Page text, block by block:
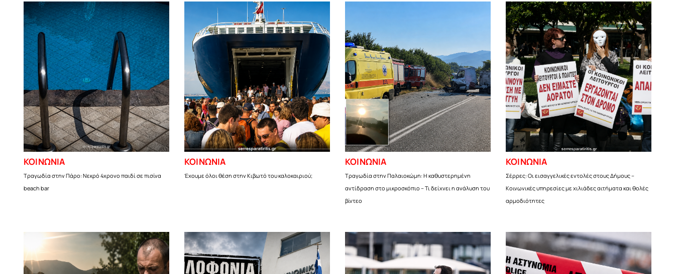
ΚΟΙΝΩΝΙΑ
Τραγωδία στην Πάρο: Νεκρό 4χρονο παιδί σε πισίνα
beach bar
ΚΟΙΝΩΝΙΑ
Έχουμε όλοι θέση στην Κιβωτό του καλοκαιριού;
ΚΟΙΝΩΝΙΑ
Τραγωδία στην Παλαιοκώμη: Η καθυστερημένη
αντίδραση στο μικροσκόπιο – Τι δείχνει η ανάλυση του
βίντεο
ΚΟΙΝΩΝΙΑ
Σέρρες: Οι εισαγγελικές εντολές στους Δήμους –
Κοινωνικές υπηρεσίες με χιλιάδες αιτήματα και θολές
αρμοδιότητες